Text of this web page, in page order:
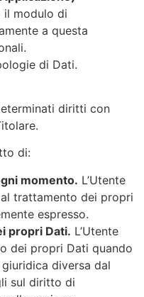
il modulo di
a questa
di Dati.
diritti con
di:
momento. L’Utente
trattamento dei propri
espresso.
propri Dati. L’Utente
dei propri Dati quando
diversa dal
sul diritto di